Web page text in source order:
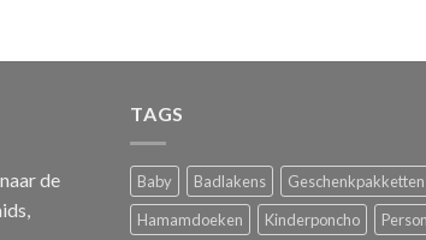
de
TAGS
Baby Badlakens
Geschenkpakketten
Hamamdoeken
Kinderponcho